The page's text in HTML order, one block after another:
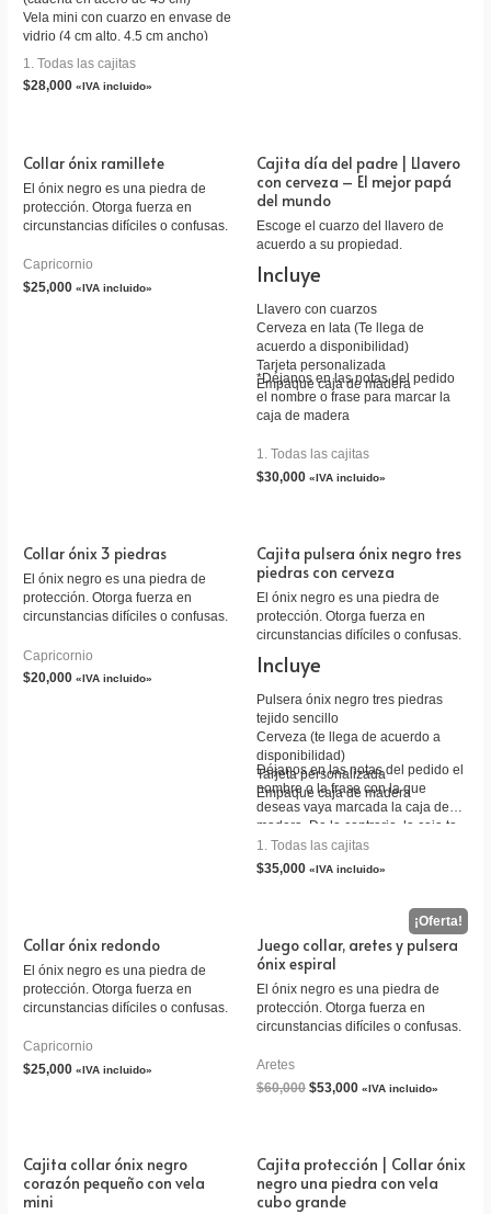
Vela mini con cuarzo en envase de
vidrio (4 cm alto, 4.5 cm ancho)
Tarjeta personalizada
Caja de cartón
1. Todas las cajitas
$28,000 «IVA incluido»
Collar ónix ramillete
El ónix negro es una piedra de
protección. Otorga fuerza en
circunstancias difíciles o confusas.
Capricornio
$25,000 «IVA incluido»
Cajita día del padre | Llavero
con cerveza – El mejor papá
del mundo
Escoge el cuarzo del llavero de
acuerdo a su propiedad.
Incluye
Llavero con cuarzos
Cerveza en lata (Te llega de
acuerdo a disponibilidad)
Tarjeta personalizada
Empaque caja de madera
*Déjanos en las notas del pedido
el nombre o frase para marcar la
caja de madera
1. Todas las cajitas
$30,000 «IVA incluido»
Collar ónix 3 piedras
El ónix negro es una piedra de
protección. Otorga fuerza en
circunstancias difíciles o confusas.
Capricornio
$20,000 «IVA incluido»
Cajita pulsera ónix negro tres
piedras con cerveza
El ónix negro es una piedra de
protección. Otorga fuerza en
circunstancias difíciles o confusas.
Incluye
Pulsera ónix negro tres piedras
tejido sencillo
Cerveza (te llega de acuerdo a
disponibilidad)
Tarjeta personalizada
Empaque caja de madera
Déjanos en las notas del pedido el
nombre o la frase con la que
deseas vaya marcada la caja de
madera. De lo contrario, la caja te
llaga sin marcar.
1. Todas las cajitas
$35,000 «IVA incluido»
Collar ónix redondo
El ónix negro es una piedra de
protección. Otorga fuerza en
circunstancias difíciles o confusas.
Capricornio
$25,000 «IVA incluido»
Juego collar, aretes y pulsera
ónix espiral
El ónix negro es una piedra de
protección. Otorga fuerza en
circunstancias difíciles o confusas.
Aretes
$60,000 $53,000 «IVA incluido»
Cajita collar ónix negro
corazón pequeño con vela
mini
Cajita protección | Collar ónix
negro una piedra con vela
cubo grande